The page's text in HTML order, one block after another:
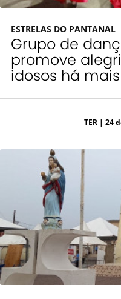
ESTRELAS DO PANTANAL
Grupo de
promove
idosos há
TER | 24